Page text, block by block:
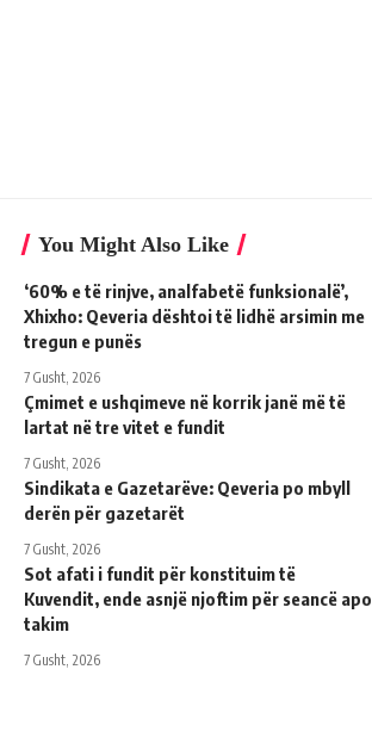
You Might Also Like
‘60% e të rinjve, analfabetë funksionalë’,
Xhixho: Qeveria dështoi të lidhë arsimin me
tregun e punës
7 Gusht, 2026
Çmimet e ushqimeve në korrik janë më të
lartat në tre vitet e fundit
7 Gusht, 2026
Sindikata e Gazetarëve: Qeveria po mbyll
derën për gazetarët
7 Gusht, 2026
Sot afati i fundit për konstituim të
Kuvendit, ende asnjë njoftim për seancë apo
takim
7 Gusht, 2026